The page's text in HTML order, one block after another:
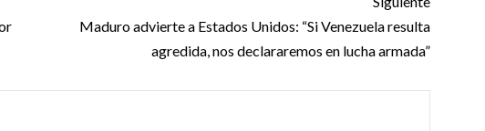
Maduro advierte a Estados Unidos: “Si Venezuela resulta
agredida, nos declararemos en lucha armada”